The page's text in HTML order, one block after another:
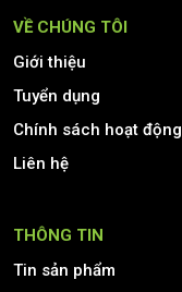
VỀ CHÚNG TÔI
Giới thiệu
Tuyển dụng
Chính sách hoạt động
Liên hệ
THÔNG TIN
Tin sản phẩm